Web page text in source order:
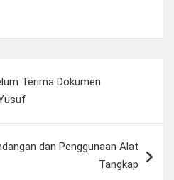
Terima Dokumen
dan Penggunaan Alat
Tangkap